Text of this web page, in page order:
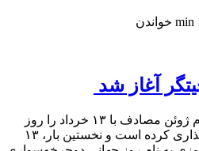
خواندن
آغاز شد
سازمان «ملل متحد» روز سوم ژوئن مصادف با ۱۳ خرداد را روز
جهانی «دوچرخه‌سواری» نامگذاری کرده است و نخستین بار، ۱۳